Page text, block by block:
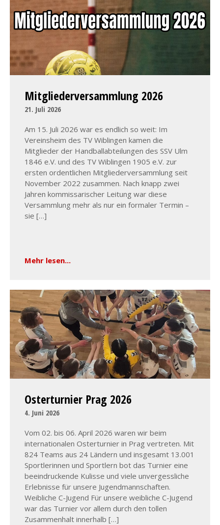
Mitgliederversammlung 2026
21. Juli 2026
Am 15. Juli 2026 war es endlich so weit: Im
Vereinsheim des TV Wiblingen kamen die
Mitglieder der Handballabteilungen des SSV Ulm
1846 e.V. und des TV Wiblingen 1905 e.V. zur
ersten ordentlichen Mitgliederversammlung seit
November 2022 zusammen. Nach knapp zwei
Jahren kommissarischer Leitung war diese
Versammlung mehr als nur ein formaler Termin –
sie […]
Mehr lesen...
Osterturnier Prag 2026
4. Juni 2026
Vom 02. bis 06. April 2026 waren wir beim
internationalen Osterturnier in Prag vertreten. Mit
824 Teams aus 24 Ländern und insgesamt 13.001
Sportlerinnen und Sportlern bot das Turnier eine
beeindruckende Kulisse und viele unvergessliche
Erlebnisse für unsere Jugendmannschaften.
Weibliche C-Jugend Für unsere weibliche C-Jugend
war das Turnier vor allem durch den tollen
Zusammenhalt innerhalb […]